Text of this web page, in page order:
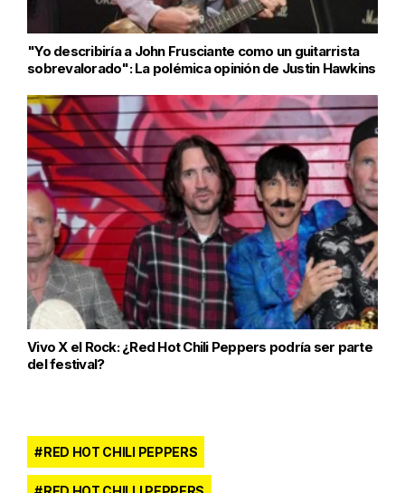
"Yo describiría a John Frusciante como un guitarrista
sobrevalorado": La polémica opinión de Justin Hawkins
Vivo X el Rock: ¿Red Hot Chili Peppers podría ser parte
del festival?
RED HOT CHILI PEPPERS